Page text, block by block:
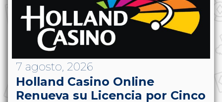
7 agosto, 2026
Holland Casino Online
Renueva su Licencia por Cinco